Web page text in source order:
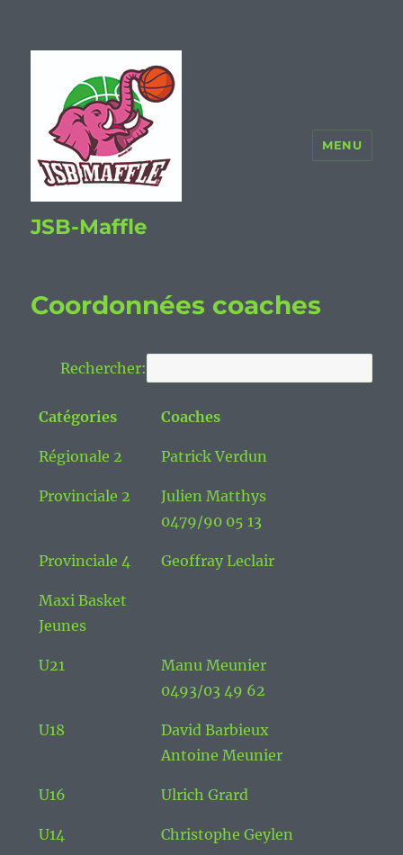
JSB-Maffle
MENU
Coordonnées coaches
Rechercher:
Catégories Coaches
Régionale 2 Patrick Verdun
Provinciale 2
Julien Matthys
0479/90 05 13
Provinciale 4 Geoffray Leclair
Maxi Basket
Jeunes
U21
Manu Meunier
0493/03 49 62
U18
David Barbieux
Antoine Meunier
U16 Ulrich Grard
U14 Christophe Geylen